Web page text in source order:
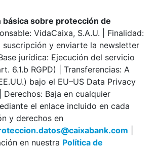
básica sobre protección de
VidaCaixa, S.A.U. | Finalidad:
suscripción y enviarte la newsletter
jurídica: Ejecución del servicio
6.1.b RGPD) | Transferencias: A
bajo el EU–US Data Privacy
Derechos: Baja en cualquier
el enlace incluido en cada
y derechos en
en nuestra Política de